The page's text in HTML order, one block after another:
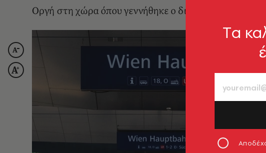
Οργή στη χώρα όπου γεννήθηκε ο δικτάτορας
Tα